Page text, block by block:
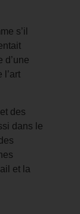
s’il
d’une
des
dans le
et la